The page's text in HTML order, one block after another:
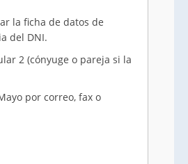
la ficha de datos de
del DNI.
2 (cónyuge o pareja si la
por correo, fax o